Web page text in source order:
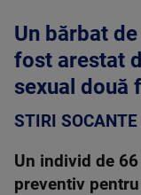
Un bărbat
fost arestat
sexual două
STIRI SOCANTE
Un individ de
preventiv